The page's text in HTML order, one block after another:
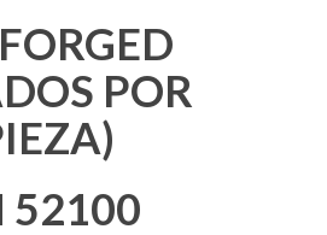
POR
52100